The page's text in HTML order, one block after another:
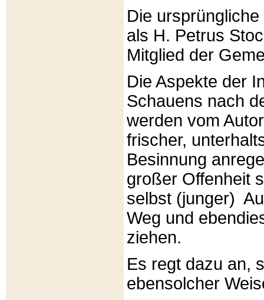
Die
als H. Petrus
Mitglied der
Die Aspekte der
Schauens nach
werden vom
frischer,
Besinnung
großer Offenheit
selbst (junger)
Weg und
ziehen.
Es regt dazu an,
ebensolcher